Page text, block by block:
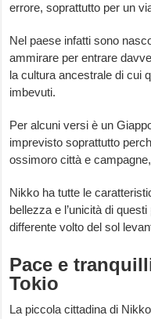
errore, soprattutto per un
Nel paese infatti sono
ammirare per entrare
la cultura ancestrale di cui
imbevuti.
Per alcuni versi è un
imprevisto soprattutto
ossimoro città e
Nikko ha tutte le
bellezza e l’unicità di
differente volto del sol
Pace e
Tokio
La piccola cittadina di